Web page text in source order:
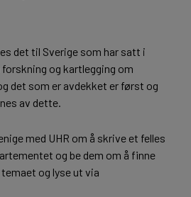
det til Sverige som har satt i
og kartlegging om
det som er avdekket er først og
av dette.
med UHR om å skrive et felles
og be dem om å finne
og lyse ut via